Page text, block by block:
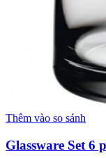
Thêm vào so sánh
Glassware Set 6